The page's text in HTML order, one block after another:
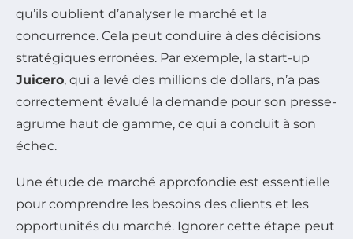
qu’ils oublient d’analyser le marché et la
concurrence. Cela peut conduire à des décisions
stratégiques erronées. Par exemple, la start-up
Juicero, qui a levé des millions de dollars, n’a pas
correctement évalué la demande pour son presse-
agrume haut de gamme, ce qui a conduit à son
échec.
Une étude de marché approfondie est essentielle
pour comprendre les besoins des clients et les
opportunités du marché. Ignorer cette étape peut